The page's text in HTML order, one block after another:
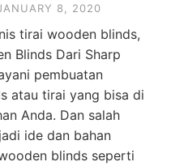
8, 2020
tirai wooden blinds,
Blinds Dari Sharp
pembuatan
atau tirai yang bisa di
Anda. Dan salah
ide dan bahan
blinds seperti